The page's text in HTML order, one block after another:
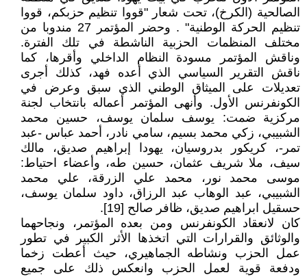
الصالحية (الكرخ)، تحت شعار "قووا تنظيم حزبكم، قووا
تنظيم الحركة الوطنية" . وحضر المؤتمر 27 مندوبا من
مختلف المنظمات الحزبية الناشطة في تلك الفترة.
وناقش المؤتمر مسودة النظام الداخلي وأقرها، كما
ناقش التقرير السياسي الذي أعده فهد، كذلك أجرى
تعديلات على الميثاق الوطني الذي سبق وعرض في
الكونفرنس الأول. وأنهى المؤتمر أعماله بانتخاب لجنة
مركزية ضمت: يوسف سلمان يوسف، حسين محمد
الشبيبي، زكي محمد بسيم، سامي نادر، أحمد عباس -عبد
تمر-، كريكور بدروسيان، يهودا إبراهيم صديق، مالك
سيف، ملا شريف عثمان، حسين طه، وأعضاء احتياط:
موسى محمد نور، محمد علي الزرقة، علي محمد
الشبيبي، عبد الوهاب عبد الرزاق، داود سلمان يوسف،
حسقيل ابراهيم صديق، ظافر صالح [19].
كان لانعقاد الكونفرنس ومن بعده المؤتمر، ونجاحهما
والوثائق والقرارات التي اتخذها الأثر الكبير في تطور
عمل الحزب ونشاطه الجماهيري، حيث أعطت زخما
ودفعة قوية لعمل الحزب وانعكس ذلك على جميع